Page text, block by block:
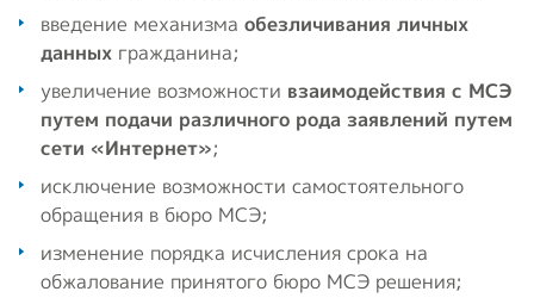
введение механизма обезличивания личных
данных гражданина;
увеличение возможности взаимодействия с МСЭ
путем подачи различного рода заявлений путем
сети «Интернет»;
исключение возможности самостоятельного
обращения в бюро МСЭ;
изменение порядка исчисления срока на
обжалование принятого бюро МСЭ решения;